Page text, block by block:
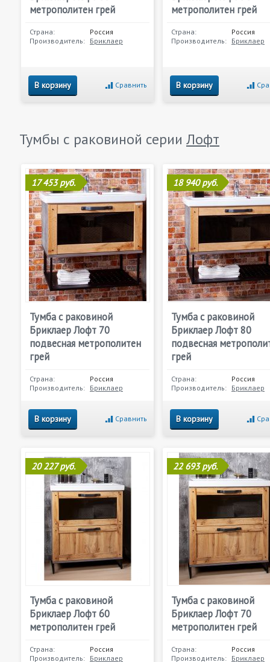
метрополитен грей
Страна:
Россия
Производитель: Бриклаер
В корзину Сравнить
метрополитен грей
Страна:
Россия
Производитель: Бриклаер
В корзину
Тумбы с раковиной серии Лофт
17 453 руб.
Тумба с раковиной
Бриклаер Лофт 70
подвесная метрополитен
грей
Страна:
Россия
Производитель: Бриклаер
В корзину Сравнить
18 940 руб.
Тумба с раковиной
Бриклаер Лофт 80
подвесная
грей
Страна:
Россия
Производитель: Бриклаер
В корзину
20 227 руб.
Тумба с раковиной
Бриклаер Лофт 60
метрополитен грей
Страна:
Россия
Производитель: Бриклаер
22 693 руб.
Тумба с раковиной
Бриклаер Лофт 70
метрополитен грей
Страна:
Россия
Производитель: Бриклаер